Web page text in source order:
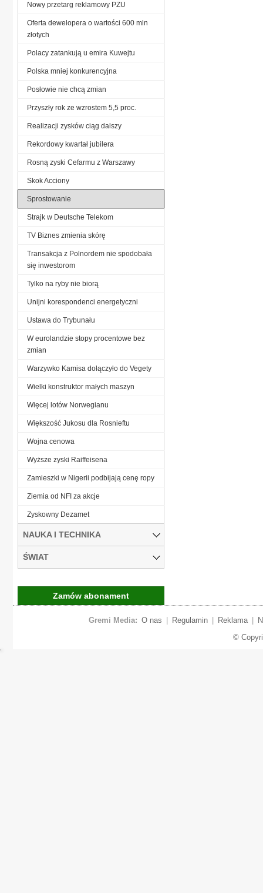
Nowy przetarg reklamowy PZU
Oferta dewelopera o wartości 600 mln
złotych
Polacy zatankują u emira Kuwejtu
Polska mniej konkurencyjna
Posłowie nie chcą zmian
Przyszły rok ze wzrostem 5,5 proc.
Realizacji zysków ciąg dalszy
Rekordowy kwartał jubilera
Rosną zyski Cefarmu z Warszawy
Skok Acciony
Sprostowanie
Strajk w Deutsche Telekom
TV Biznes zmienia skórę
Transakcja z Polnordem nie spodobała
się inwestorom
Tylko na ryby nie biorą
Unijni korespondenci energetyczni
Ustawa do Trybunału
W eurolandzie stopy procentowe bez
zmian
Warzywko Kamisa dołączyło do Vegety
Wielki konstruktor małych maszyn
Więcej lotów Norwegianu
Większość Jukosu dla Rosnieftu
Wojna cenowa
Wyższe zyski Raiffeisena
Zamieszki w Nigerii podbijają cenę ropy
Ziemia od NFI za akcje
Zyskowny Dezamet
NAUKA I TECHNIKA
ŚWIAT
Zamów abonament
Gremi Media: O nas Regulamin Reklama
©